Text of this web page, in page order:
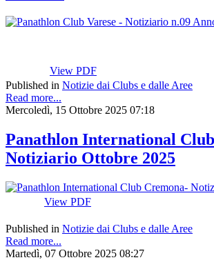
View PDF
Published in Notizie dai Clubs e dalle Aree
Read more...
Mercoledì, 15 Ottobre 2025 07:18
Panathlon International
Notiziario Ottobre 2025
View PDF
Published in Notizie dai Clubs e dalle Aree
Read more...
Martedì, 07 Ottobre 2025 08:27